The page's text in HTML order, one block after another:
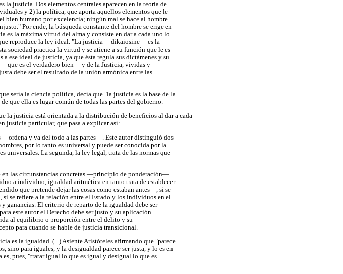
la justicia. Dos elementos centrales aparecen en la teoría de
y 2) la política, que aporta aquellos elementos que le
humano por excelencia; ningún mal se hace al hombre
Por ende, la búsqueda constante del hombre se erige en
es la máxima virtud del alma y consiste en dar a cada uno lo
que reproduce la ley ideal. "La justicia —dikaiosine— es la
sociedad practica la virtud y se atiene a su función que le es
ese ideal de justicia, ya que ésta regula sus dictámenes y su
—que es el verdadero bien— y de la Justicia, vividas y
debe ser el resultado de la unión armónica entre las
sería la ciencia política, decía que "la justicia es la base de la
que ella es lugar común de todas las partes del gobierno.
la justicia está orientada a la distribución de beneficios al dar a cada
justicia particular, que pasa a explicar así:
—ordena y va del todo a las partes—. Este autor distinguió dos
por lo tanto es universal y puede ser conocida por la
universales. La segunda, la ley legal, trata de las normas que
en las circunstancias concretas —principio de ponderación—.
a individuo, igualdad aritmética en tanto trata de establecer
que pretende dejar las cosas como estaban antes—, si se
se refiere a la relación entre el Estado y los individuos en el
ganancias. El criterio de reparto de la igualdad debe ser
este autor el Derecho debe ser justo y su aplicación
al equilibrio o proporción entre el delito y su
para cuando se hable de justicia transicional.
es la igualdad. (...) Asiente Aristóteles afirmando que "parece
sino para iguales, y la desigualdad parece ser justa, y lo es en
pues, "tratar igual lo que es igual y desigual lo que es